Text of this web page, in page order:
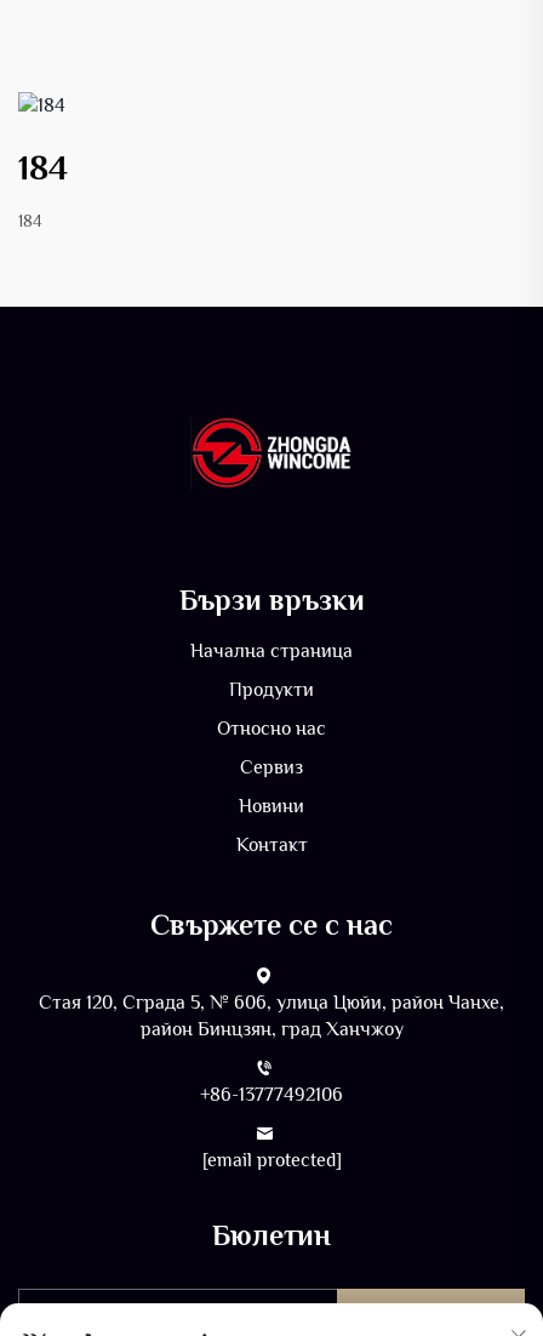
184
184
Бързи връзки
Начална страница
Продукти
Относно нас
Сервиз
Новини
Контакт
Свържете се с нас
Стая 120, Сграда 5, № 606, улица Цюйи, район Чанхе,
район Бинцзян, град Ханчжоу
+86-13777492106
[email protected]
Бюлетин